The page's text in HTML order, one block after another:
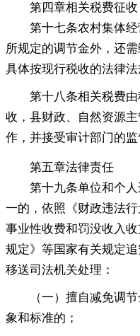
第四章相关税费征收
第十七条农村集体经
所规定的调节金外 ， 还需
具体按现行税收的法律
第十八条相关税费由
收 ， 县财政、自然资源
作，并接受审计部门的
第五章法律责任
第十九条单位和个人
一的，依照《财政违法
事业性收费和罚没收入
规定》等国家有关规定
移送司法机关处理：
（一）擅自减免调节
象和标准的 ；